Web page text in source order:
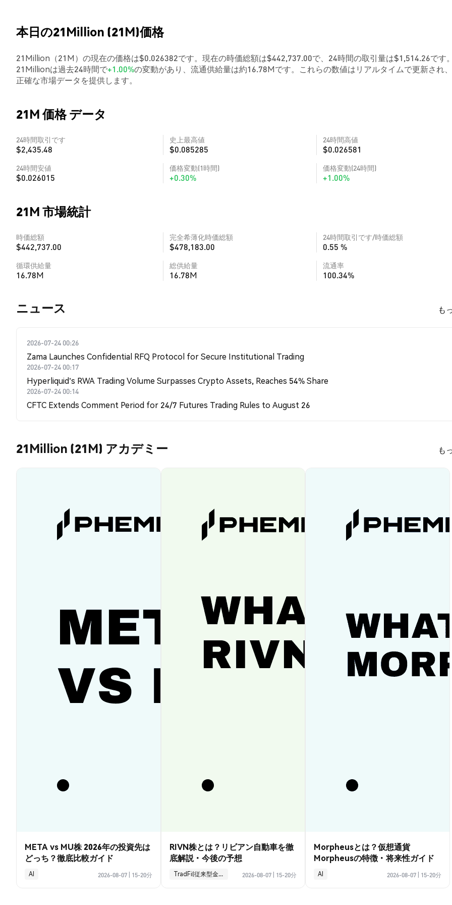
本日の21Million (21M)価格
21Million（21M）の現在の価格は$0.026382です。現在の時価総額は$442,737.00で、24時間の取引量は$1,514.26です。
21Millionは過去24時間で+1.00%の変動があり、流通供給量は約16.78Mです。これらの数値はリアルタイムで更新され
正確な市場データを提供します。
21M 価格 データ
24時間取引です
$2,435.48
史上最高値
$0.085285
24時間高値
$0.026581
24時間安値
$0.026015
価格変動(1時間)
+0.30%
価格変動(24時間)
+1.00%
21M 市場統計
時価総額
$442,737.00
完全希薄化時価総額
$478,183.00
24時間取引です/時価総額
0.55 %
循環供給量
16.78M
総供給量
16.78M
流通率
100.34%
​​ニュース​​ も
2026-07-24 00:26
Zama Launches Confidential RFQ Protocol for Secure Institutional Trading
2026-07-24 00:17
Hyperliquid's RWA Trading Volume Surpasses Crypto Assets, Reaches 54% Share
2026-07-24 00:14
CFTC Extends Comment Period for 24/7 Futures Trading Rules to August 26
21Million (21M) アカデミー も
META vs MU株 2026年の投資先は
どっち？徹底比較ガイド
AI 2026-08-07 15-20分
RIVN株とは？リビアン自動車を徹
底解説・今後の予想
TradFi(従来型金融) 2026-08-07 15-20分
Morpheusとは？仮想通貨
Morpheusの特徴・将来性ガイド
AI 2026-08-07 15-20分